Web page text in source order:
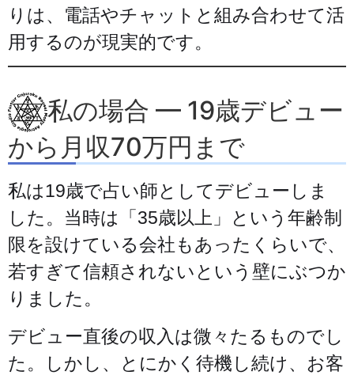
りは、電話やチャットと組み合わせて活
用するのが現実的です。
私の場合 — 19歳デビュー
から月収70万円まで
私は19歳で占い師としてデビューしま
した。当時は「35歳以上」という年齢制
限を設けている会社もあったくらいで、
若すぎて信頼されないという壁にぶつか
りました。
デビュー直後の収入は微々たるものでし
た。しかし、とにかく待機し続け、お客